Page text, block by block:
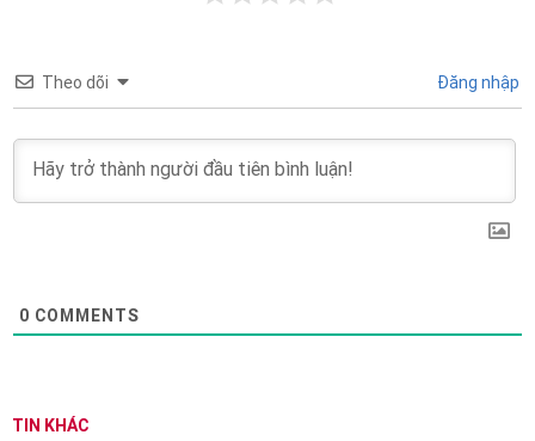
Theo dõi Đăng nhập
0 COMMENTS
TIN KHÁC